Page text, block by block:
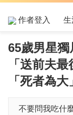
作者登入 生
65歲男星
「送前夫
「死者為大
不要問我吃什